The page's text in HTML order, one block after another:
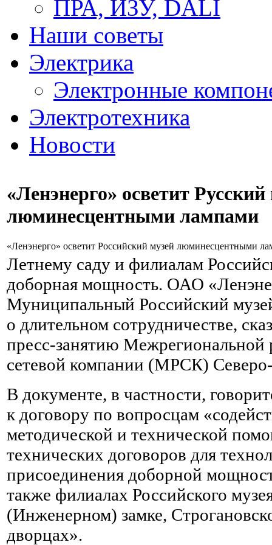
ПРА, ИЗУ, DALI
Наши советы
Электрика
Электронные
Электротехника
Новости
«Ленэнерго» осветит Русский
люминесцентными лампами
«Ленэнерго» осветит Российский музей люминесцентными
Летнему саду и филиалам
доборная мощность. ОАО
Муниципальный Российский
о длительном сотрудничестве,
пресс-занятию Межрегиональной
сетевой компании (МРСК)
В документе, в частности,
к договору по вопросцам
методической и технической
технических договоров для
присоединения доборной
также филиалах Российского
(Инженерном) замке,
дворцах».